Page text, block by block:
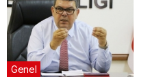
Genel